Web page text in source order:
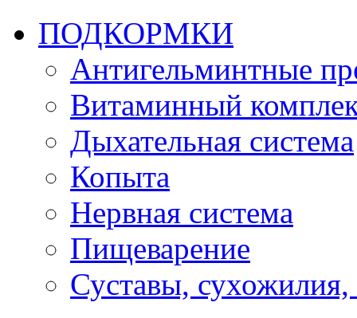
ПОДКОРМКИ
Антигельминтные
Витаминный
Дыхательная система
Копыта
Нервная система
Пищеварение
Суставы, сухожилия,